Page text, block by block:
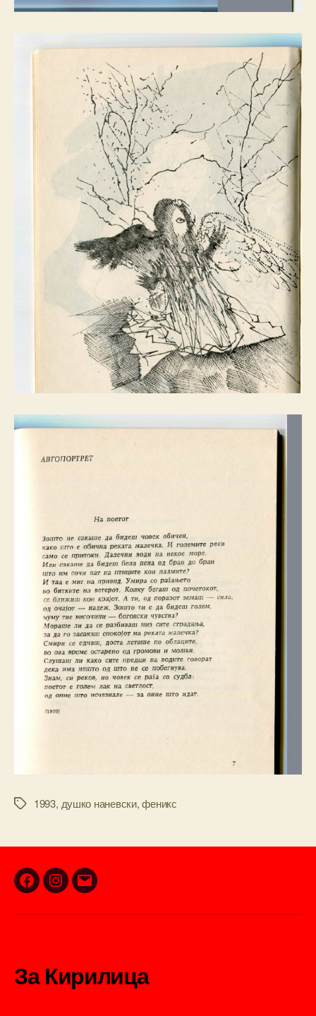
Tags1993, душко наневски,феникс
Facebook
Instagram
Email
За Кирилица